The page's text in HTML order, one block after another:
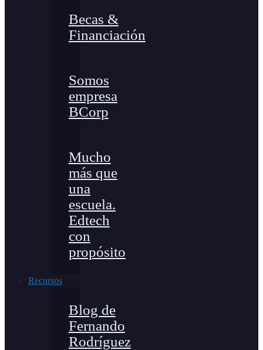
Becas &
Financiación
Somos
empresa
BCorp
Mucho
más que
una
escuela.
Edtech
con
propósito
Recursos
Blog de
Fernando
Rodríguez